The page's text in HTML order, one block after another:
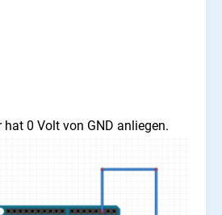
hat 0 Volt von GND anliegen.